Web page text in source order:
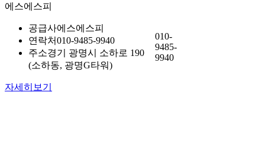
에스에스피
공급사에스에스피
연락처010-9485-9940
주소경기 광명시 소하로 190
(소하동, 광명G타워)
자세히보기
010-
9485-
9940